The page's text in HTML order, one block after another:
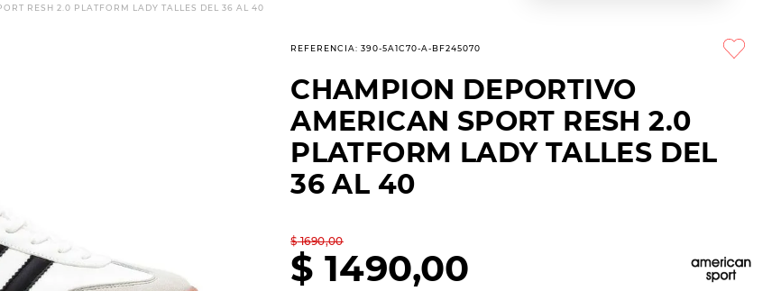
RESH 2.0 PLATFORM LADY TALLES DEL 36 AL 40
REFERENCIA:390-5A1C70-A-BF245070
CHAMPION DEPORTIVO
AMERICAN SPORT RESH 2.0
PLATFORM LADY TALLES DEL
36 AL 40
$ 1690,00
$ 1490,00